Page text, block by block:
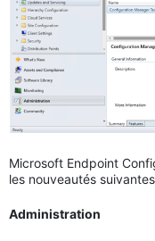
Microsoft Endpoint
les nouveautés
Administration